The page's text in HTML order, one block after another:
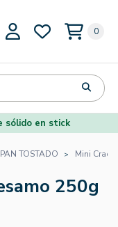
0
sólido en stick
PAN TOSTADO Mini
250g